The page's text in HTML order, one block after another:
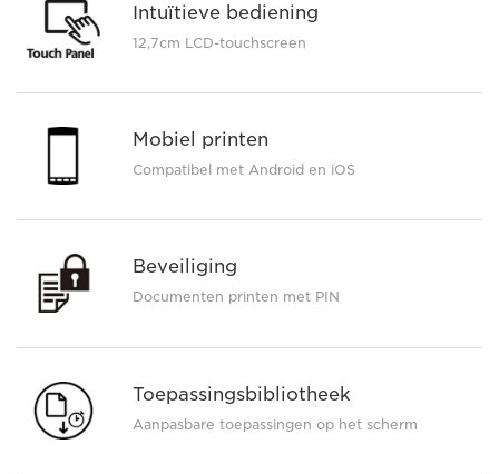
Intuïtieve bediening
12,7cm LCD-touchscreen
Mobiel printen
Compatibel met Android en iOS
Beveiliging
Documenten printen met PIN
Toepassingsbibliotheek
Aanpasbare toepassingen op het scherm